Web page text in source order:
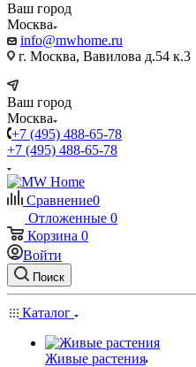
Ваш город
Москва
info@mwhome.ru
г. Москва, Вавилова д.54 к.3
Ваш город
Москва
+7 (495) 488-65-78
+7 (495) 488-65-78
Сравнение0
Отложенные 0
Корзина 0
Войти
Поиск
Каталог
Живые растения